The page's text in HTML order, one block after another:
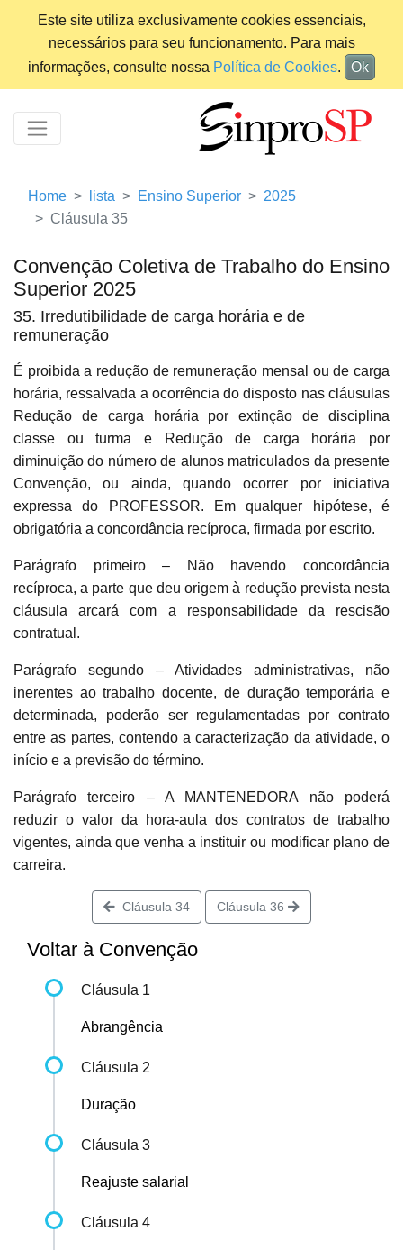
Este site utiliza exclusivamente cookies essenciais,
necessários para seu funcionamento. Para mais
informações, consulte nossa Política de Cookies. Ok
Home lista Ensino Superior
2025
Cláusula 35
Convenção Coletiva de Trabalho do Ensino
Superior 2025
35. Irredutibilidade de carga horária e de
remuneração
É proibida a redução de remuneração mensal ou de carga
horária, ressalvada a ocorrência do disposto nas cláusulas
Redução de carga horária por extinção de disciplina
classe ou turma e Redução de carga horária por
diminuição do número de alunos matriculados da presente
Convenção, ou ainda, quando ocorrer por iniciativa
expressa do PROFESSOR. Em qualquer hipótese, é
obrigatória a concordância recíproca, firmada por escrito.
Parágrafo primeiro – Não havendo concordância
recíproca, a parte que deu origem à redução prevista nesta
cláusula arcará com a responsabilidade da rescisão
contratual.
Parágrafo segundo – Atividades administrativas, não
inerentes ao trabalho docente, de duração temporária e
determinada, poderão ser regulamentadas por contrato
entre as partes, contendo a caracterização da atividade, o
início e a previsão do término.
Parágrafo terceiro – A MANTENEDORA não poderá
reduzir o valor da hora-aula dos contratos de trabalho
vigentes, ainda que venha a instituir ou modificar plano de
carreira.
Cláusula 34 Cláusula 36
Voltar à Convenção
Cláusula 1
Abrangência
Cláusula 2
Duração
Cláusula 3
Reajuste salarial
Cláusula 4